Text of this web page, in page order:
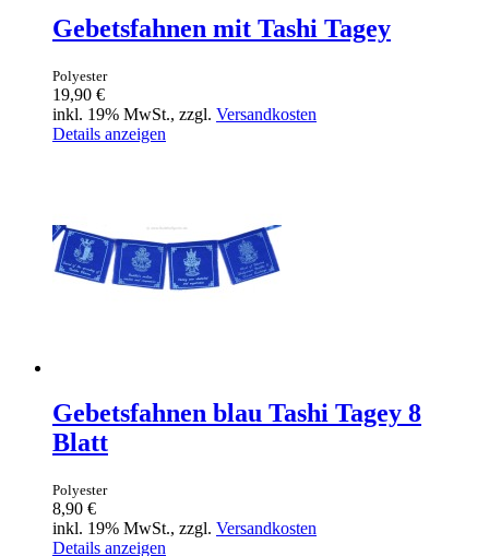
Gebetsfahnen mit Tashi Tagey
Polyester
19,90 €
inkl. 19% MwSt., zzgl. Versandkosten
Details anzeigen
Gebetsfahnen blau Tashi Tagey 8
Blatt
Polyester
8,90 €
inkl. 19% MwSt., zzgl. Versandkosten
Details anzeigen